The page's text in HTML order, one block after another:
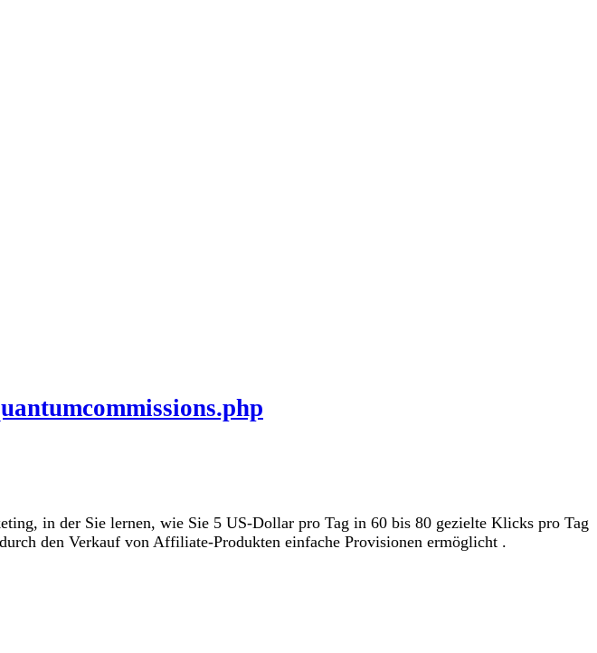
in der Sie lernen, wie Sie 5 US-Dollar pro Tag in 60 bis 80 gezielte Klicks pro Tag
den Verkauf von Affiliate-Produkten einfache Provisionen ermöglicht .